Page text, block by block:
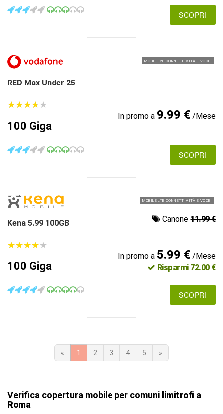
SCOPRI
MOBILE 5G CONNETTIVITÀ E VOCE
RED Max Under 25
★★★★★
★★★★★
100 Giga
In promo a 9.99 €/Mese
SCOPRI
MOBILE LTE CONNETTIVITÀ E VOCE
Kena 5.99 100GB Canone11.99 €
★★★★★
★★★★★
100 Giga
In promo a 5.99 €/Mese
Risparmi 72.00 €
SCOPRI
« 1 2 3 4 5 »
Verifica copertura mobile per comuni limitrofi a
Roma